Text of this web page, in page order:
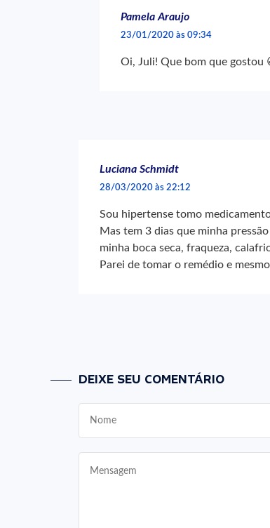
Pamela Araujo
23/01/2020 às 09:34
Oi, Juli! Que bom que gostou
Luciana Schmidt
28/03/2020 às 22:12
Sou hipertense tomo
Mas tem 3 dias que minha
minha boca seca, fraqueza,
Parei de tomar o remédio e
DEIXE SEU COMENTÁRIO